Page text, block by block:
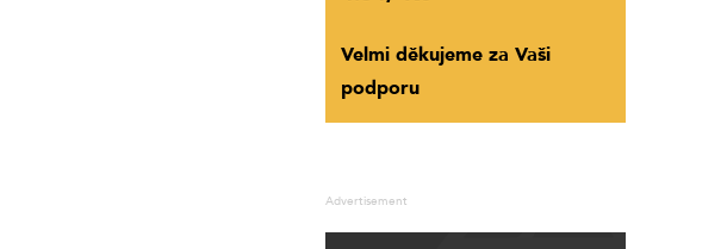
Velmi děkujeme za Vaši
podporu
Advertisement